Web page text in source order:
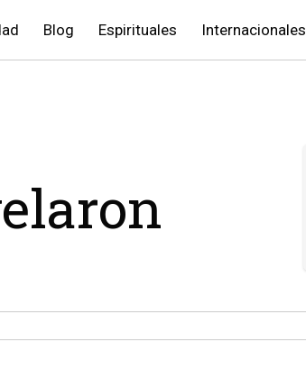
Blog Espirituales Internacionales